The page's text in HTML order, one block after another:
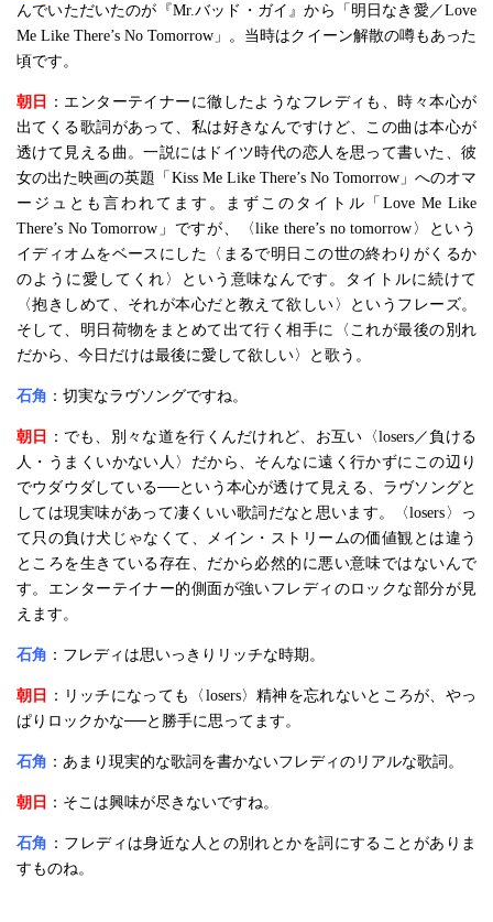
んでいただいたのが『Mr.バッド・ガイ』から「明日なき愛／Love
Me Like There’s No Tomorrow」。当時はクイーン解散の噂もあった
頃です。
朝日
：エンターテイナーに徹したようなフレディも、時々本心が
出てくる歌詞があって、私は好きなんですけど、この曲は本心が
透けて見える曲。一説にはドイツ時代の恋人を思って書いた、彼
女の出た映画の英題「Kiss Me Like There’s No Tomorrow」へのオマ
ージュとも言われてます。まずこのタイトル「Love Me Like
There’s No Tomorrow」ですが、〈like there’s no tomorrow〉という
イディオムをベースにした〈まるで明日この世の終わりがくるか
のように愛してくれ〉という意味なんです。タイトルに続けて
〈抱きしめて、それが本心だと教えて欲しい〉というフレーズ。
そして、明日荷物をまとめて出て行く相手に〈これが最後の別れ
だから、今日だけは最後に愛して欲しい〉と歌う。
石角 ：切実なラヴソングですね。
朝日
：でも、別々な道を行くんだけれど、お互い〈losers／負ける
人・うまくいかない人〉だから、そんなに遠く行かずにこの辺り
でウダウダしている──という本心が透けて見える、ラヴソングと
しては現実味があって凄くいい歌詞だなと思います。〈losers〉っ
て只の負け犬じゃなくて、メイン・ストリームの価値観とは違う
ところを生きている存在、だから必然的に悪い意味ではないんで
す。エンターテイナー的側面が強いフレディのロックな部分が見
えます。
石角 ：フレディは思いっきりリッチな時期。
朝日
：リッチになっても〈losers〉精神を忘れないところが、やっ
ぱりロックかな──と勝手に思ってます。
石角 ：あまり現実的な歌詞を書かないフレディのリアルな歌詞。
朝日 ：そこは興味が尽きないですね。
石角 ：フレディは身近な人との別れとかを詞にすることがありま
すものね。